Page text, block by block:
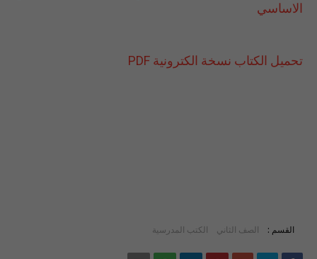
الاساسي
تحميل الكتاب نسخة الكترونية PDF
القسم : الصف الثاني الكتب المدرسية